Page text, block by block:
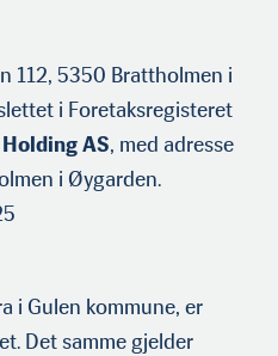
112, 5350 Brattholmen i
i Foretaksregisteret
AS, med adresse
i Øygarden.
i Gulen kommune, er
Det samme gjelder